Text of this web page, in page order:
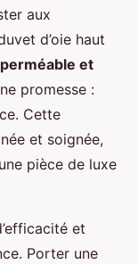
aux
d’oie haut
et
promesse :
Cette
et soignée,
pièce de luxe
et
Porter une